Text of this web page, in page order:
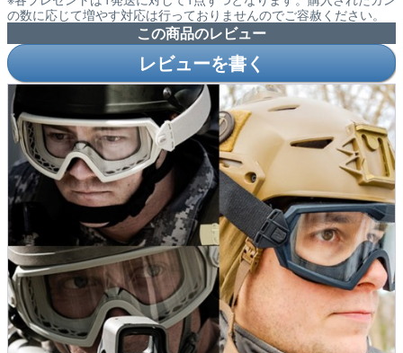
の数に応じて増やす対応は行っておりませんのでご容赦ください。
この商品のレビュー
レビューを書く